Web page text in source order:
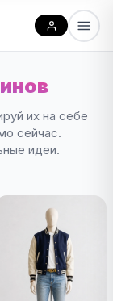
их на себе
сейчас.
идеи.